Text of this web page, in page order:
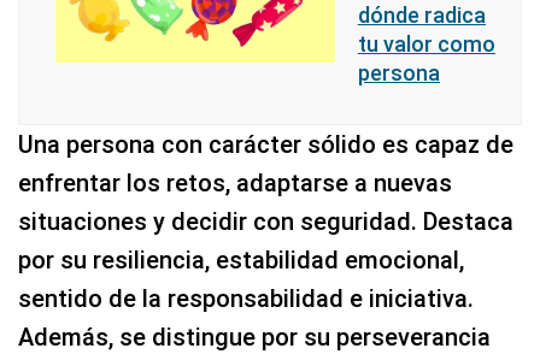
dónde radica
tu valor como
persona
Una persona con carácter sólido es capaz de
enfrentar los retos, adaptarse a nuevas
situaciones y decidir con seguridad. Destaca
por su resiliencia, estabilidad emocional,
sentido de la responsabilidad e iniciativa.
Además, se distingue por su perseverancia